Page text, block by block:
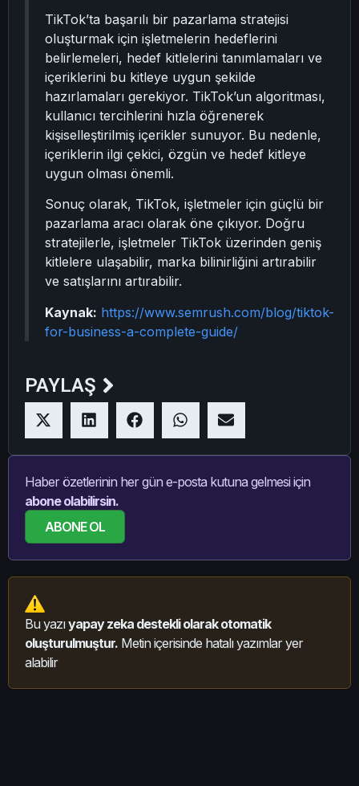
TikTok’ta başarılı bir pazarlama stratejisi
oluşturmak için işletmelerin hedeflerini
belirlemeleri, hedef kitlelerini tanımlamaları ve
içeriklerini bu kitleye uygun şekilde
hazırlamaları gerekiyor. TikTok’un algoritması,
kullanıcı tercihlerini hızla öğrenerek
kişiselleştirilmiş içerikler sunuyor. Bu nedenle,
içeriklerin ilgi çekici, özgün ve hedef kitleye
uygun olması önemli.
Sonuç olarak, TikTok, işletmeler için güçlü bir
pazarlama aracı olarak öne çıkıyor. Doğru
stratejilerle, işletmeler TikTok üzerinden geniş
kitlelere ulaşabilir, marka bilinirliğini artırabilir
ve satışlarını artırabilir.
Kaynak: https://www.semrush.com/blog/tiktok-
for-business-a-complete-guide/
PAYLAŞ
Haber özetlerinin her gün e-posta kutuna gelmesi için
abone olabilirsin.
ABONE OL
Bu yazıyapay zeka destekli olarak otomatik
oluşturulmuştur. Metin içerisinde hatalı yazımlar yer
alabilir